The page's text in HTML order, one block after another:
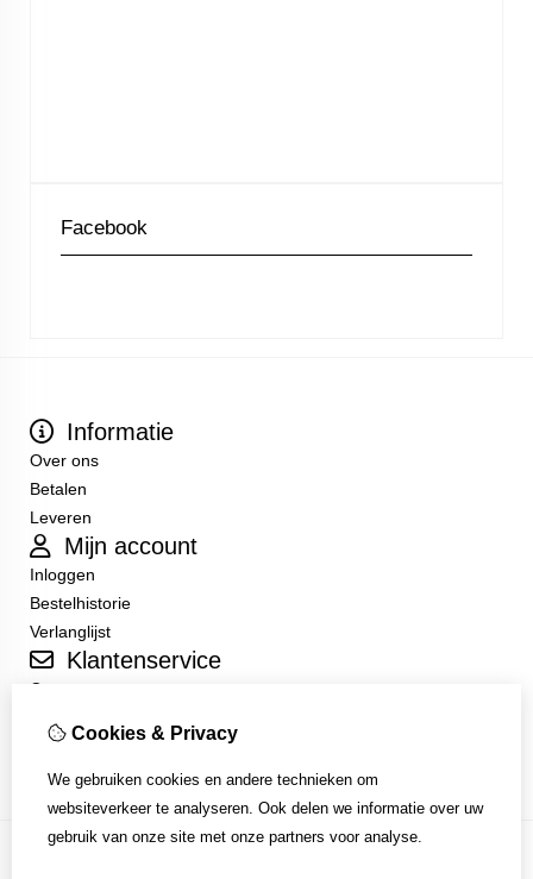
Facebook
Informatie
Over ons
Betalen
Leveren
Mijn account
Inloggen
Bestelhistorie
Verlanglijst
Klantenservice
Contact
Algemene Voorwaarden
Cookies & Privacy
We gebruiken cookies en andere technieken om
websiteverkeer te analyseren. Ook delen we informatie over uw
gebruik van onze site met onze partners voor analyse.